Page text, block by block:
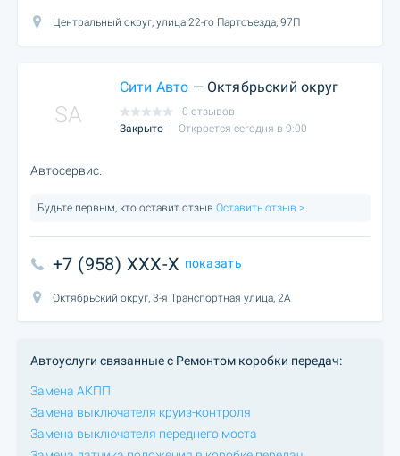
Центральный округ, улица 22-го Партсъезда, 97П
SA
Сити Авто — Октябрьский округ
0 отзывов
Закрыто
Откроется сегодня в 9:00
Автосервис.
Будьте первым, кто оставит отзыв Оставить отзыв >
+7 (958) XXX-X показать
Октябрьский округ, 3-я Транспортная улица, 2А
Автоуслуги связанные с Ремонтом коробки передач:
Замена АКПП
Замена выключателя круиз-контроля
Замена выключателя переднего моста